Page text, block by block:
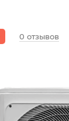
0 отзывов